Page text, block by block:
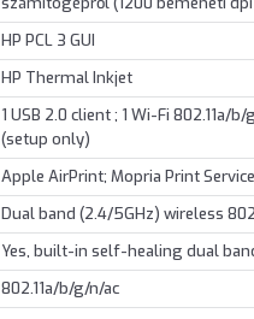
HP PCL 3 GUI
HP Thermal Inkjet
1 USB 2.0 client ; 1 Wi-Fi 802.11a/
(setup only)
Apple AirPrint; Mopria Print
Dual band (2.4/5GHz) wireless
Yes, built-in self-healing dual
802.11a/b/g/n/ac